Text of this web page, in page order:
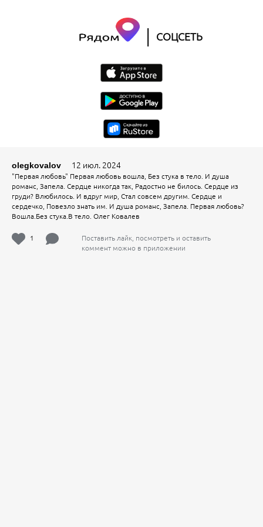
| СОЦСЕТЬ
olegkovalov 12 июл. 2024
"Первая любовь" Первая любовь вошла, Без стука в тело. И душа
романс, Запела. Сердце никогда так, Радостно не билось. Сердце из
груди? Влюбилось. И вдруг мир, Стал совсем другим. Сердце и
сердечко, Повезло знать им. И душа романс, Запела. Первая любовь?
Вошла.Без стука.В тело. Олег Ковалев
1
Поставить лайк, посмотреть и оставить
коммент можно в приложении